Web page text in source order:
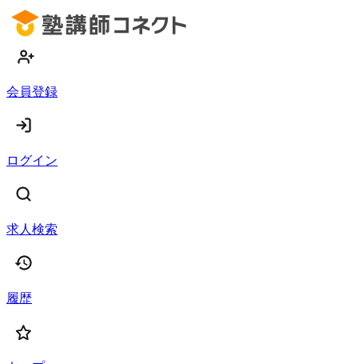
会員登録
ログイン
求人検索
履歴